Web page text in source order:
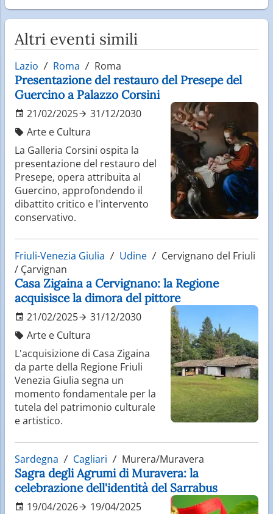
Altri eventi simili
Lazio Roma Roma
Presentazione del restauro del Presepe del
Guercino a Palazzo Corsini
21/02/2025
31/12/2030
Arte e Cultura
La Galleria Corsini ospita la
presentazione del restauro del
Presepe, opera attribuita al
Guercino, approfondendo il
dibattito critico e l'intervento
conservativo.
Friuli-Venezia Giulia Udine
Cervignano del Friuli
/ Çarvignan
Casa Zigaina a Cervignano: la Regione
acquisisce la dimora del pittore
21/02/2025
31/12/2030
Arte e Cultura
L'acquisizione di Casa Zigaina
da parte della Regione Friuli
Venezia Giulia segna un
momento fondamentale per la
tutela del patrimonio culturale
e artistico.
Sardegna Cagliari Murera/Muravera
Sagra degli Agrumi di Muravera: la
celebrazione dell'identità del Sarrabus
19/04/2026
19/04/2025